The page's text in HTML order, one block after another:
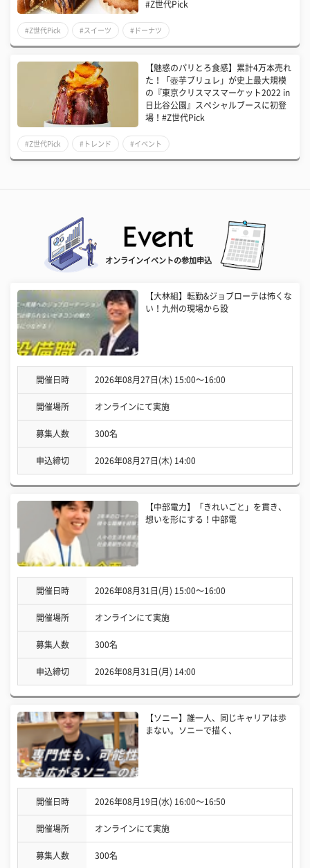
#Z世代Pick
#Z世代Pick #スイーツ #ドーナツ
【魅惑のパリとろ食感】累計4万本売れ
た！「壺芋ブリュレ」が史上最大規模
の『東京クリスマスマーケット2022 in
日比谷公園』スペシャルブースに初登
場！#Z世代Pick
#Z世代Pick #トレンド #イベント
オンラインイベントの参加申込
【大林組】転勤&ジョブローテは怖くな
い！九州の現場から設
開催日時 2026年08月27日(木) 15:00〜16:00
開催場所 オンラインにて実施
募集人数 300名
申込締切 2026年08月27日(木) 14:00
【中部電力】「きれいごと」を貫き、
想いを形にする！中部電
開催日時 2026年08月31日(月) 15:00〜16:00
開催場所 オンラインにて実施
募集人数 300名
申込締切 2026年08月31日(月) 14:00
【ソニー】誰一人、同じキャリアは歩
まない。ソニーで描く、
開催日時 2026年08月19日(水) 16:00〜16:50
開催場所 オンラインにて実施
募集人数 300名